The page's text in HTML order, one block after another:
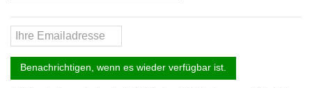
Benachrichtigen, wenn es wieder verfügbar ist.